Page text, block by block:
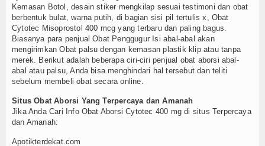
Kemasan Botol, desain stiker mengkilap sesuai testimoni dan obat
berbentuk bulat, warna putih, di bagian sisi pil tertulis x, Obat
Cytotec Misoprostol 400 mcg yang terbaru dan paling bagus.
Biasanya para penjual Obat Penggugur Isi abal-abal akan
mengirimkan Obat palsu dengan kemasan plastik klip atau tanpa
merek. Berikut adalah beberapa ciri-ciri penjual obat aborsi abal-
abal atau palsu, Anda bisa menghindari hal tersebut dan teliti
sebelum membeli obat secara online.
Situs Obat Aborsi Yang Terpercaya dan Amanah
Jika Anda Cari Info Obat Aborsi Cytotec 400 mg di situs Terpercaya
dan Amanah:
Apotikterdekat.com